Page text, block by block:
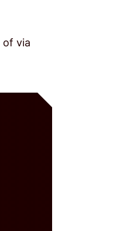
of via